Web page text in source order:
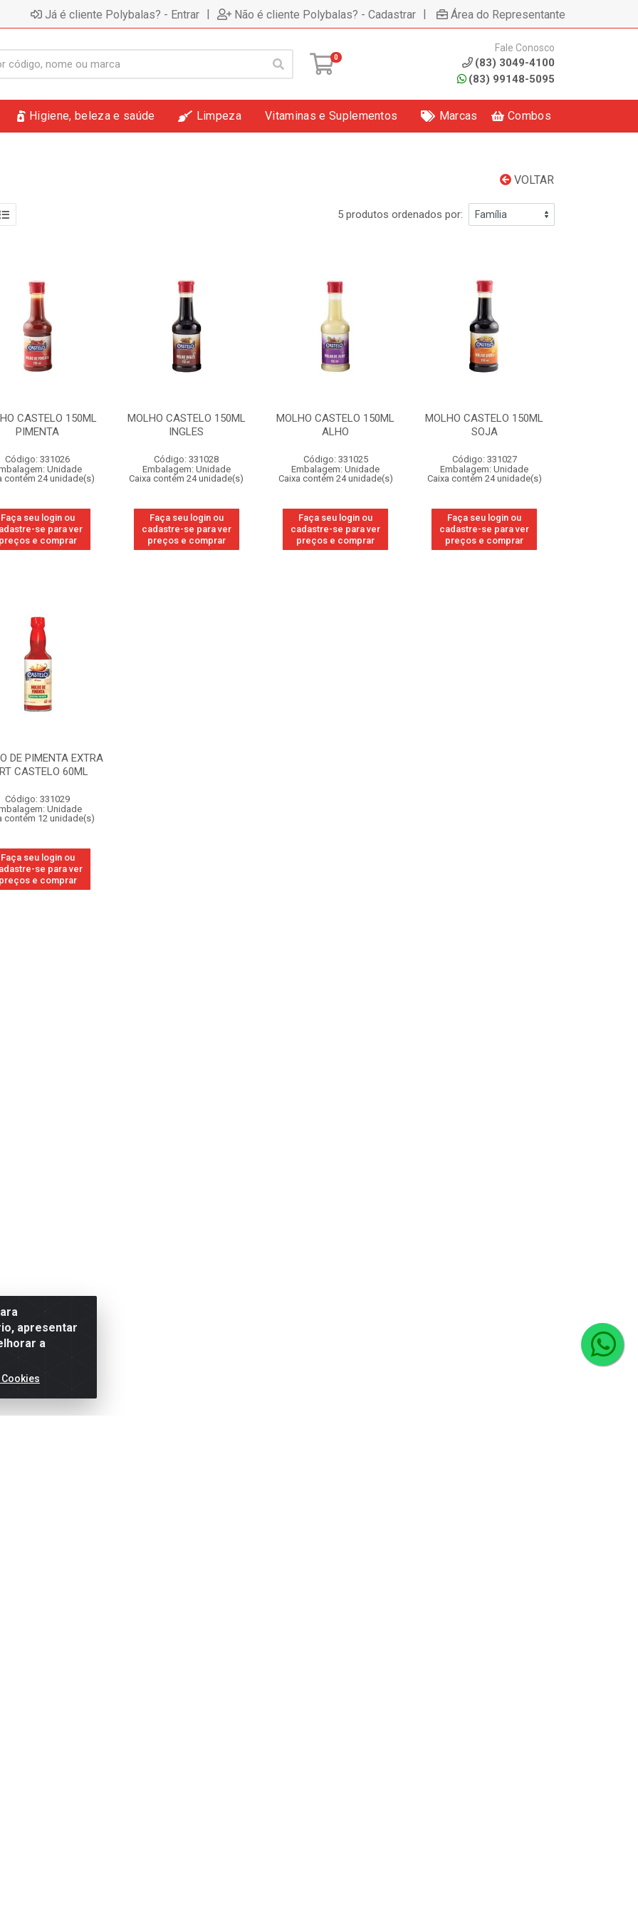
Já é cliente Polybalas? - Entrar | Não é cliente Polybalas? - Cadastrar | Área do Representante
0
Fale Conosco
(83) 3049-4100
(83) 99148-5095
Higiene, beleza e saúde Limpeza Vitaminas e Suplementos Marcas Combos
VOLTAR
5 produtos ordenados por:
CASTELO 150ML
PIMENTA
Código: 331026
Unidade
contém 24 unidade(s)
Faça seu login ou
se para ver
preços e comprar
MOLHO CASTELO 150ML
INGLES
Código: 331028
Embalagem: Unidade
Caixa contém 24 unidade(s)
Faça seu login ou
cadastre-se para ver
preços e comprar
MOLHO CASTELO 150ML
ALHO
Código: 331025
Embalagem: Unidade
Caixa contém 24 unidade(s)
Faça seu login ou
cadastre-se para ver
preços e comprar
MOLHO CASTELO 150ML
SOJA
Código: 331027
Embalagem: Unidade
Caixa contém 24 unidade(s)
Faça seu login ou
cadastre-se para ver
preços e comprar
DE PIMENTA EXTRA
CASTELO 60ML
Código: 331029
Unidade
contém 12 unidade(s)
Faça seu login ou
se para ver
preços e comprar
apresentar
a